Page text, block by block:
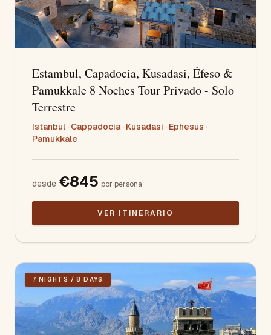
Estambul, Capadocia, Kusadasi, Éfeso &
Pamukkale 8 Noches Tour Privado - Solo
Terrestre
Istanbul · Cappadocia · Kusadasi · Ephesus ·
Pamukkale
desde €845 por persona
VER ITINERARIO
7 NIGHTS / 8 DAYS